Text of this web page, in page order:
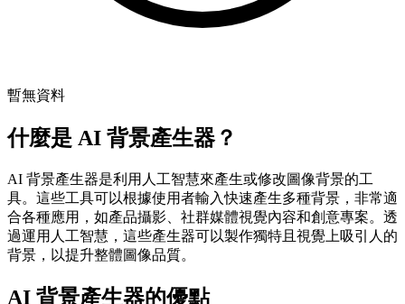
暫無資料
什麼是 AI 背景產生器？
AI 背景產生器是利用人工智慧來產生或修改圖像背景的工
具。這些工具可以根據使用者輸入快速產生多種背景，非常適
合各種應用，如產品攝影、社群媒體視覺內容和創意專案。透
過運用人工智慧，這些產生器可以製作獨特且視覺上吸引人的
背景，以提升整體圖像品質。
AI 背景產生器的優點